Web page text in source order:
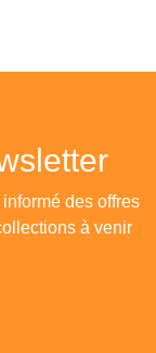
des offres
à venir